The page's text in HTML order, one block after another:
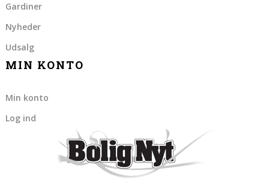
Gardiner
Nyheder
Udsalg
MIN KONTO
Min konto
Log ind